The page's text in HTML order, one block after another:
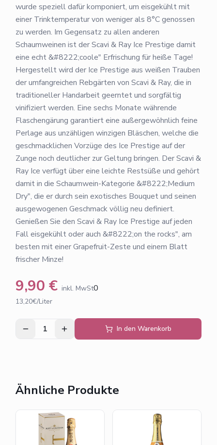
wurde speziell dafür komponiert, um eisgekühlt mit
einer Trinktemperatur von weniger als 8°C genossen
zu werden. Im Gegensatz zu allen anderen
Schaumweinen ist der Scavi & Ray Ice Prestige damit
eine echt &#8222;coole" Erfrischung für heiße Tage!
Hergestellt wird der Ice Prestige aus weißen Trauben
der umfangreichen Rebgärten von Scavi & Ray, die in
traditioneller Handarbeit geerntet und sorgfältig
vinifiziert werden. Eine sechs Monate währende
Flaschengärung garantiert eine außergewöhnlich feine
Perlage aus unzähligen winzigen Bläschen, welche die
geschmacklichen Vorzüge des Ice Prestige auf der
Zunge noch deutlicher zur Geltung bringen. Der Scavi &
Ray Ice verfügt über eine leichte Restsüße und gehört
damit in die Schaumwein-Kategorie &#8222;Medium
Dry", die er durch sein exotisches Bouquet und seinen
ausgewogenen Geschmack völlig neu definiert.
Genießen Sie den Scavi & Ray Ice Prestige auf jeden
Fall eisgekühlt oder auch &#8222;on the rocks", am
besten mit einer Grapefruit-Zeste und einem Blatt
frischer Minze!
9,90 € inkl. MwSt0
13,20€/Liter
1 In den Warenkorb
Ähnliche Produkte